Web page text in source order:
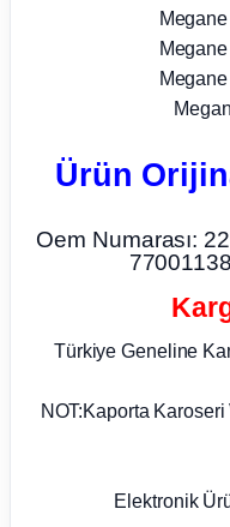
Parça
Ürün
Oem Numarası:
Türkiye Geneline
NOT:Kaporta Karoseri
Elektronik